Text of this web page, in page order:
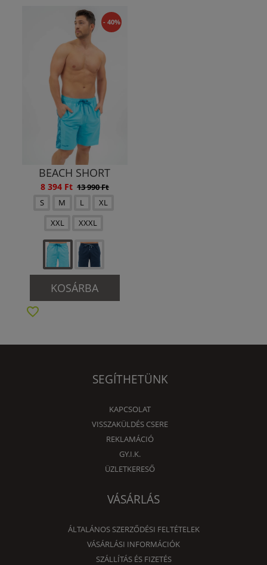
- 40%
BEACH SHORT
8 394 Ft 13 990 Ft
S
M L
XL
XXL
XXXL
KOSÁRBA
SEGÍTHETÜNK
KAPCSOLAT
VISSZAKÜLDÉS CSERE
REKLAMÁCIÓ
GY.I.K.
ÜZLETKERESŐ
VÁSÁRLÁS
ÁLTALÁNOS SZERZŐDÉSI FELTÉTELEK
VÁSÁRLÁSI INFORMÁCIÓK
SZÁLLÍTÁS ÉS FIZETÉS